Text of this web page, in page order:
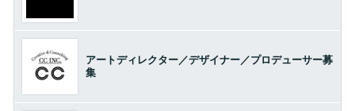
アートディレクター／デザイナー／プロデューサー募
集